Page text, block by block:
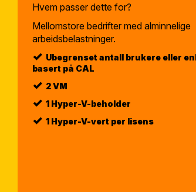
Hvem passer dette for?
Mellomstore bedrifter med alminnelige
arbeidsbelastninger.
Ubegrenset antall brukere eller
basert på CAL
2 VM
1 Hyper-V-beholder
1 Hyper-V-vert per lisens